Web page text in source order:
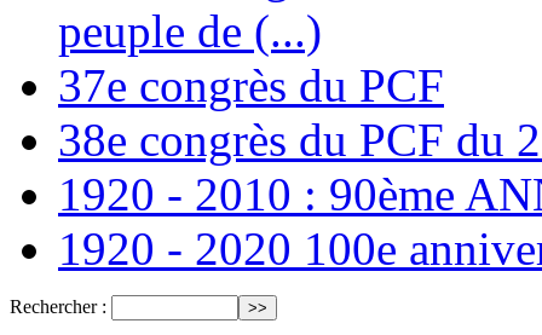
peuple de (...)
37e congrès du PCF
38e congrès du PCF du
1920 - 2010 : 90ème
1920 - 2020 100e
Rechercher :